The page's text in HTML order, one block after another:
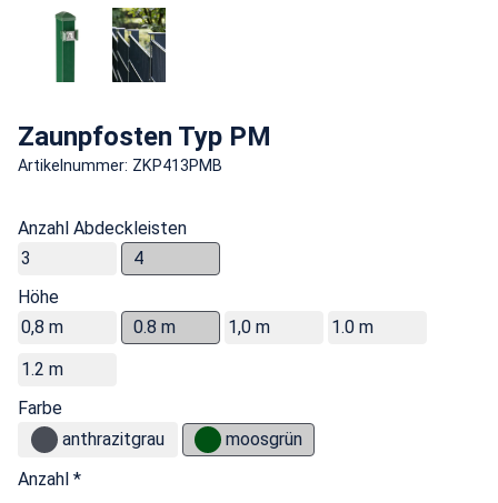
Zaunpfosten Typ PM
Artikelnummer: ZKP413PMB
Anzahl Abdeckleisten
3
4
Höhe
0,8 m
0.8 m 1,0 m
1.0 m
1.2 m
Farbe
anthrazitgrau
moosgrün
Anzahl *